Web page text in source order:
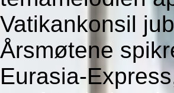
Vatikankonsil
Årsmøtene
Eurasia-